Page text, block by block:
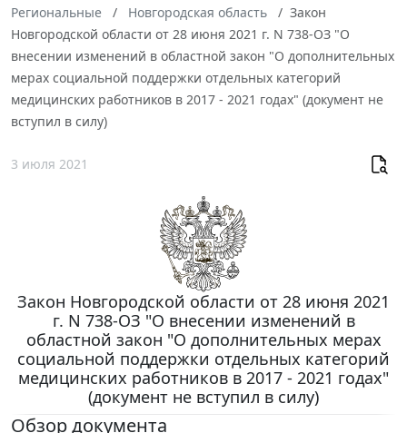
Региональные
Новгородская область
Закон
Новгородской области от 28 июня 2021 г. N 738-ОЗ "О
внесении изменений в областной закон "О дополнительных
мерах социальной поддержки отдельных категорий
медицинских работников в 2017 - 2021 годах" (документ не
вступил в силу)
3 июля 2021
Закон Новгородской области от 28 июня 2021
г. N 738-ОЗ "О внесении изменений в
областной закон "О дополнительных мерах
социальной поддержки отдельных категорий
медицинских работников в 2017 - 2021 годах"
(документ не вступил в силу)
Обзор документа